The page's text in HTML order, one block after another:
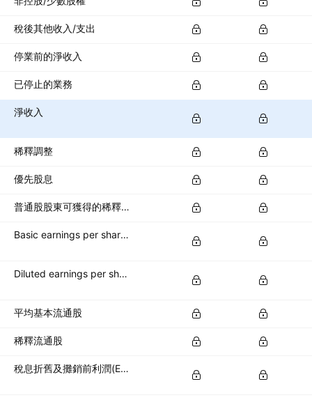
稅後其他收入/支出
停業前的淨收入
已停止的業務
淨收入
稀釋調整
優先股息
普通股股東可獲得的稀釋淨收入
Basic earnings per share (basic EPS)
Diluted earnings per share (diluted EPS)
平均基本流通股
稀釋流通股
稅息折舊及攤銷前利潤(EBITDA)